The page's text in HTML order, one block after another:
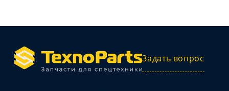
Задать вопрос